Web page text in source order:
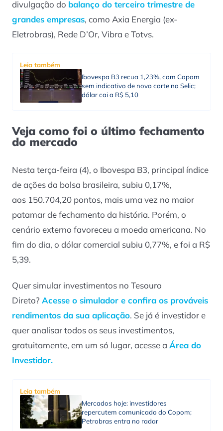
divulgação do balanço do terceiro trimestre de
grandes empresas, como Axia Energia (ex-
Eletrobras), Rede D’Or, Vibra e Totvs.
Leia também
Ibovespa B3 recua 1,23%, com Copom
sem indicativo de novo corte na Selic;
dólar cai a R$ 5,10
Veja como foi o último fechamento
do mercado
Nesta terça-feira (4), o Ibovespa B3, principal índice
de ações da bolsa brasileira, subiu 0,17%,
aos 150.704,20 pontos, mais uma vez no maior
patamar de fechamento da história. Porém, o
cenário externo favoreceu a moeda americana. No
fim do dia, o dólar comercial subiu 0,77%, e foi a R$
5,39.
Quer simular investimentos no Tesouro
Direto? Acesse o simulador e confira os prováveis
rendimentos da sua aplicação. Se já é investidor e
quer analisar todos os seus investimentos,
gratuitamente, em um só lugar, acesse a Área do
Investidor.
Leia também
Mercados hoje: investidores
repercutem comunicado do Copom;
Petrobras entra no radar